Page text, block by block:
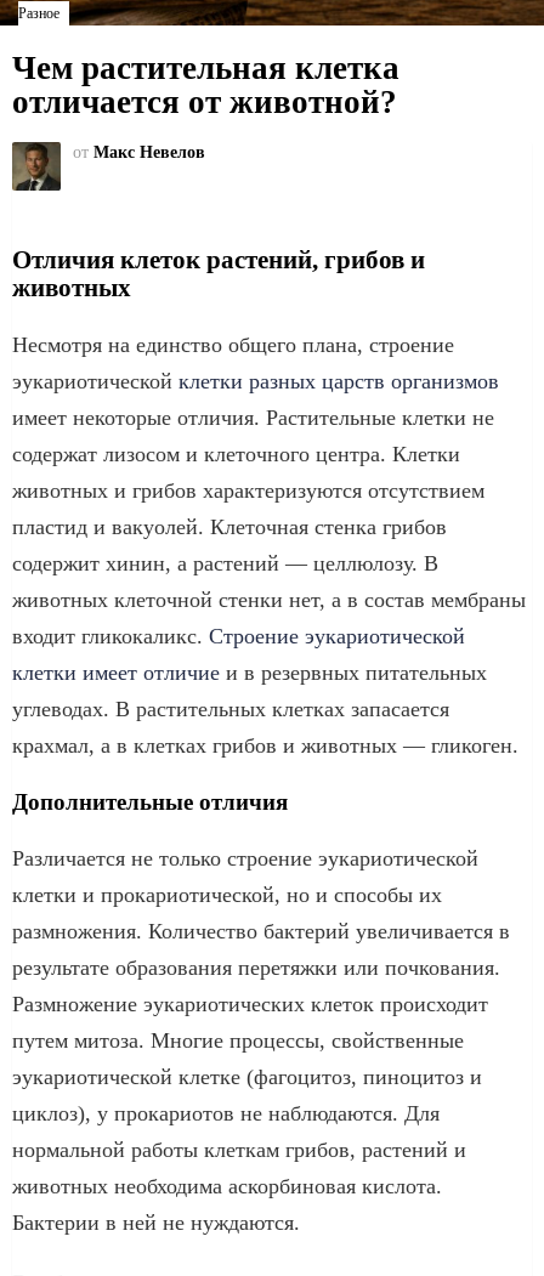
Разное
Чем растительная клетка
отличается от животной?
от Макс Невелов
Отличия клеток растений, грибов и
животных
Несмотря на единство общего плана, строение
эукариотической клетки разных царств организмов
имеет некоторые отличия. Растительные клетки не
содержат лизосом и клеточного центра. Клетки
животных и грибов характеризуются отсутствием
пластид и вакуолей. Клеточная стенка грибов
содержит хинин, а растений ― целлюлозу. В
животных клеточной стенки нет, а в состав мембраны
входит гликокаликс. Строение эукариотической
клетки имеет отличие и в резервных питательных
углеводах. В растительных клетках запасается
крахмал, а в клетках грибов и животных ― гликоген.
Дополнительные отличия
Различается не только строение эукариотической
клетки и прокариотической, но и способы их
размножения. Количество бактерий увеличивается в
результате образования перетяжки или почкования.
Размножение эукариотических клеток происходит
путем митоза. Многие процессы, свойственные
эукариотической клетке (фагоцитоз, пиноцитоз и
циклоз), у прокариотов не наблюдаются. Для
нормальной работы клеткам грибов, растений и
животных необходима аскорбиновая кислота.
Бактерии в ней не нуждаются.